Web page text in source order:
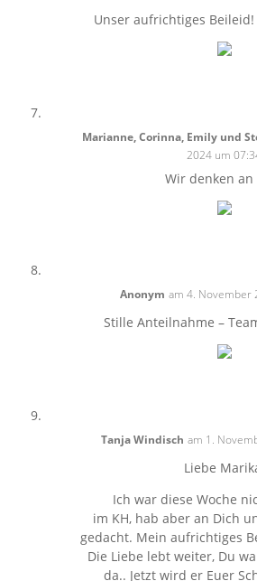
Unser aufrichtiges
Marianne, Corinna, Emily und
2024 um
Wir denken an
Anonym am 4. November
Stille Anteilnahme –
Tanja Windisch am 1.
Liebe
Ich war diese Woche
im KH, hab aber an Dich
gedacht. Mein aufrichtiges
Die Liebe lebt weiter, Du
da.. Jetzt wird er Euer